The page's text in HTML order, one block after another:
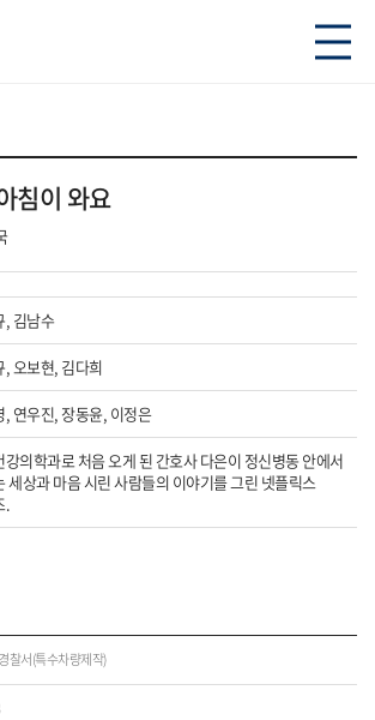
침이 와요
, 김남수
, 오보현, 김다희
, 연우진, 장동윤, 이정은
강의학과로 처음 오게 된 간호사 다은이 정신병동 안에서
세상과 마음 시린 사람들의 이야기를 그린 넷플릭스
.
찰서(특수차량제작)